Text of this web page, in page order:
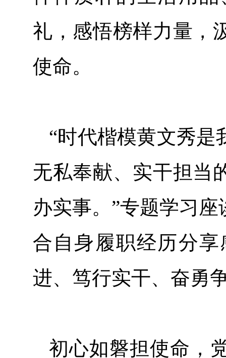
礼，感悟榜样力量，
使命。
“时代楷模黄文秀
无私奉献、实干担当
办实事。”专题学习
合自身履职经历分
进、笃行实干、奋勇
初心如磐担使命，